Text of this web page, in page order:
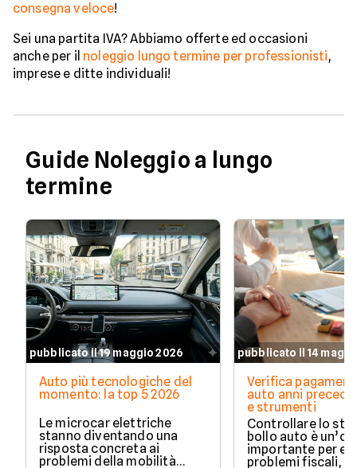
consegna veloce!
Sei una partita IVA? Abbiamo offerte ed occasioni
anche per il noleggio lungo termine per professionisti,
imprese e ditte individuali!
Guide Noleggio a lungo
termine
pubblicato il 19 maggio 2026
Auto più tecnologiche del
momento: la top 5 2026
Le microcar elettriche
stanno diventando una
risposta concreta ai
problemi della mobilità
pubblicato il 14
Verifica
auto anni
e strumenti
Controllare lo
bollo auto è
importante per
problemi fiscali,